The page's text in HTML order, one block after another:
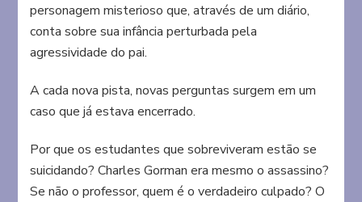
personagem misterioso que, através de um diário,
conta sobre sua infância perturbada pela
agressividade do pai.
A cada nova pista, novas perguntas surgem em um
caso que já estava encerrado.
Por que os estudantes que sobreviveram estão se
suicidando? Charles Gorman era mesmo o assassino?
Se não o professor, quem é o verdadeiro culpado? O